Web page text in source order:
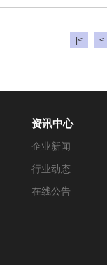
|< <
资讯中心
企业新闻
行业动态
在线公告